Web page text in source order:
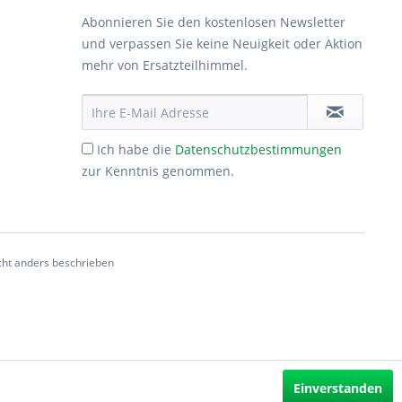
Abonnieren Sie den kostenlosen Newsletter
und verpassen Sie keine Neuigkeit oder Aktion
mehr von Ersatzteilhimmel.
Ich habe die Datenschutzbestimmungen
zur Kenntnis genommen.
anders beschrieben
Einverstanden